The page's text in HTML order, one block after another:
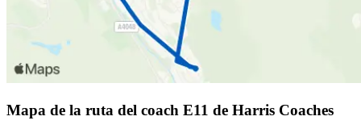
Mapa de la ruta del coach E11 de Harris Coaches